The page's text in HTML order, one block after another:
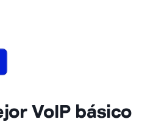
VoIP básico